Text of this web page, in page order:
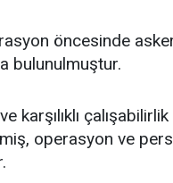
öncesinde
bulunulmuştur.
karşılıklı
operasyon ve